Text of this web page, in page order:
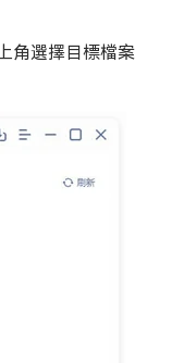
角選擇目標檔案